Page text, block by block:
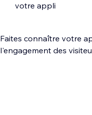
votre appli
Faites connaître votre
l'engagement des